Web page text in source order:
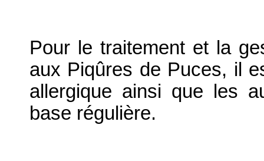
Pour le traitement et la
aux Piqûres de Puces, il
allergique ainsi que les
base régulière.